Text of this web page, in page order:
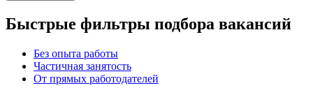
Быстрые фильтры подбора вакансий
Без опыта работы
Частичная занятость
От прямых работодателей